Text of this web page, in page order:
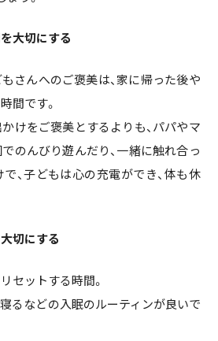
大切にする
さんへのご褒美は、家に帰った後や
間です。
けをご褒美とするよりも、パパやマ
のんびり遊んだり、一緒に触れ合っ
、子どもは心の充電ができ、体も休
切にする
セットする時間。
るなどの入眠のルーティンが良いで